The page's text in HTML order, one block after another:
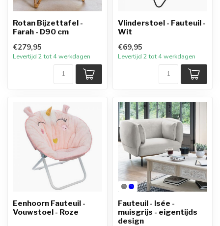
Rotan Bijzettafel -
Farah - D90 cm
€279,95
Levertijd 2 tot 4 werkdagen
Vlinderstoel - Fauteuil -
Wit
€69,95
Levertijd 2 tot 4 werkdagen
Eenhoorn Fauteuil -
Vouwstoel - Roze
Fauteuil - Isée -
muisgrijs - eigentijds
design